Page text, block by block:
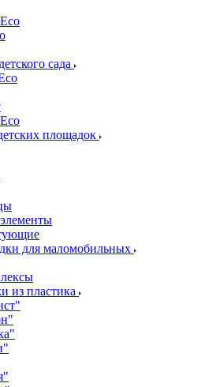
сада
площадок
для маломобильных
из пластика